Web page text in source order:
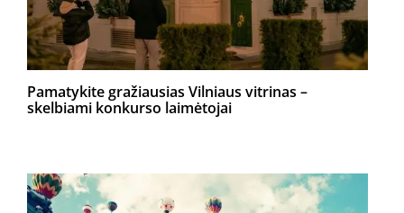
Pamatykite gražiausias Vilniaus vitrinas –
skelbiami konkurso laimėtojai